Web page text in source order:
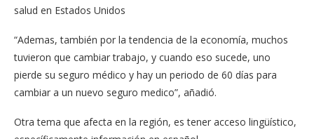
salud en Estados Unidos
“Ademas, también por la tendencia de la economía, muchos
tuvieron que cambiar trabajo, y cuando eso sucede, uno
pierde su seguro médico y hay un periodo de 60 días para
cambiar a un nuevo seguro medico”, añadió.
Otra tema que afecta en la región, es tener acceso lingüístico,